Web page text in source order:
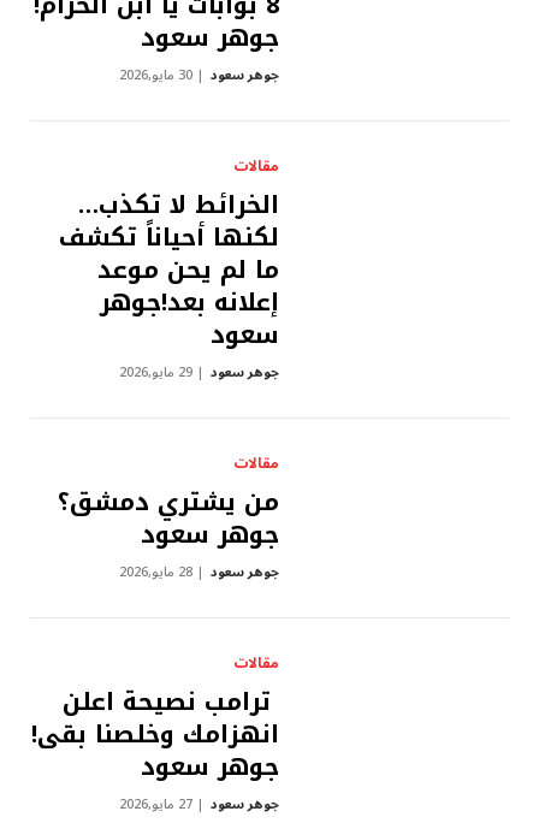
جوهر سعود
جوهر سعود 30 مايو,2026
مقالات
الخرائط لا تكذب…
لكنها أحياناً تكشف
ما لم يحن موعد
إعلانه بعد!جوهر
سعود
جوهر سعود 29 مايو,2026
مقالات
من يشتري دمشق؟
جوهر سعود
جوهر سعود 28 مايو,2026
مقالات
ترامب نصيحة اعلن
انهزامك وخلصنا بقى!
جوهر سعود
جوهر سعود 27 مايو,2026